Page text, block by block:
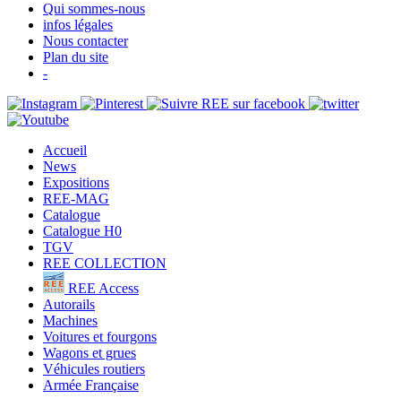
Qui sommes-nous
infos légales
Nous contacter
Plan du site
-
Accueil
News
Expositions
REE-MAG
Catalogue
Catalogue H0
TGV
REE COLLECTION
REE Access
Autorails
Machines
Voitures et fourgons
Wagons et grues
Véhicules routiers
Armée Française